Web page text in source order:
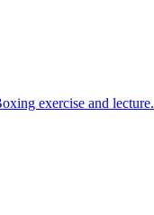
exercise and lecture.